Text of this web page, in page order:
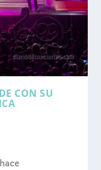
CON SU